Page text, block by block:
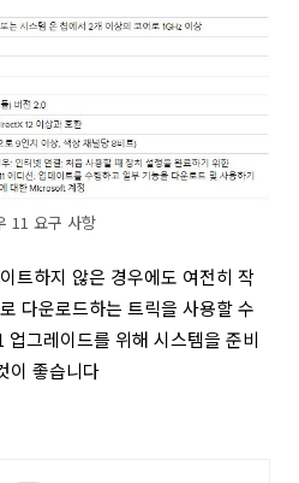
11 요구 사항
트하지 않은 경우에도 여전히 작
다운로드하는 트릭을 사용할 수
그레이드를 위해 시스템을 준비
이 좋습니다